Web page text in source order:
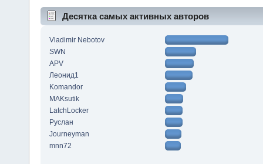
Десятка самых активных авторов
Vladimir Nebotov
SWN
APV
Леонид1
Komandor
MAKsutik
LatchLocker
Руслан
Journeyman
mnn72